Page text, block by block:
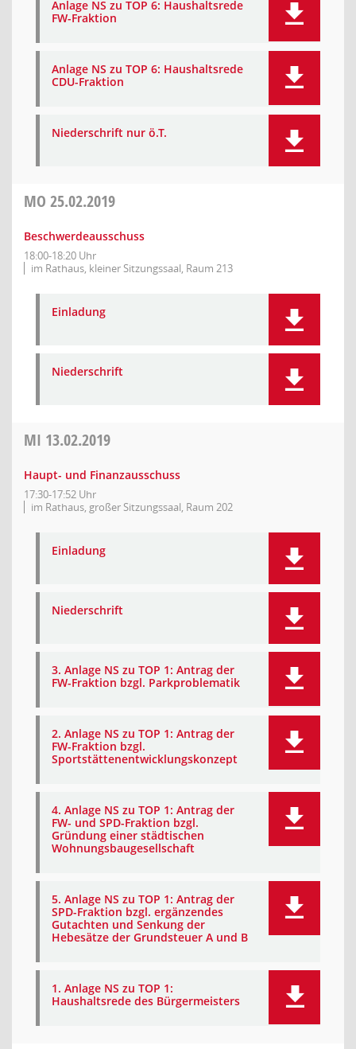
Anlage NS zu TOP 6: Haushaltsrede
FW-Fraktion
Anlage NS zu TOP 6: Haushaltsrede
CDU-Fraktion
Niederschrift nur ö.T.
MO 25.02.2019
Beschwerdeausschuss
18:00-18:20 Uhr
im Rathaus, kleiner Sitzungssaal, Raum 213
Einladung
Niederschrift
MI 13.02.2019
Haupt- und Finanzausschuss
17:30-17:52 Uhr
im Rathaus, großer Sitzungssaal, Raum 202
Einladung
Niederschrift
3. Anlage NS zu TOP 1: Antrag der
FW-Fraktion bzgl. Parkproblematik
2. Anlage NS zu TOP 1: Antrag der
FW-Fraktion bzgl.
Sportstättenentwicklungskonzept
4. Anlage NS zu TOP 1: Antrag der
FW- und SPD-Fraktion bzgl.
Gründung einer städtischen
Wohnungsbaugesellschaft
5. Anlage NS zu TOP 1: Antrag der
SPD-Fraktion bzgl. ergänzendes
Gutachten und Senkung der
Hebesätze der Grundsteuer A und B
1. Anlage NS zu TOP 1:
Haushaltsrede des Bürgermeisters